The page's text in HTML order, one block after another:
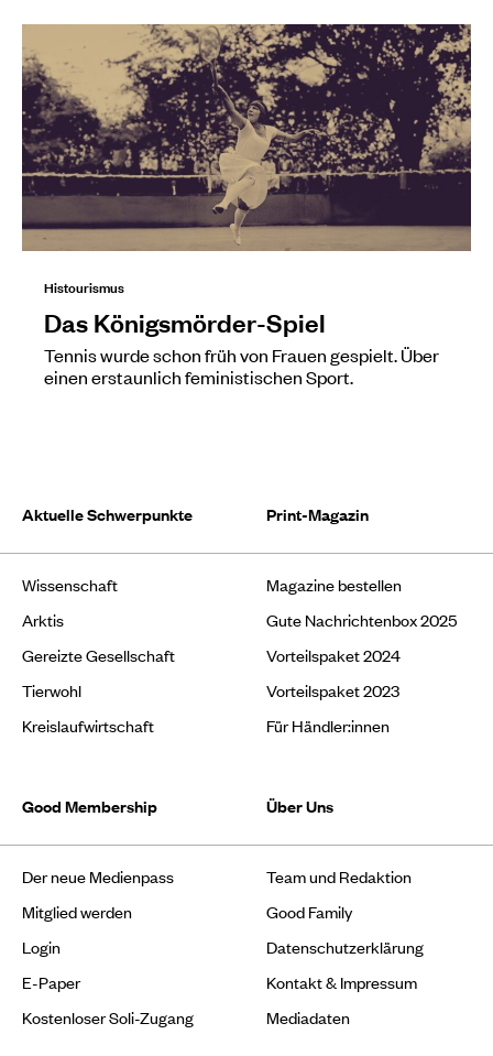
Histourismus
Das Königsmörder-Spiel
Tennis wurde schon früh von Frauen gespielt. Über
einen erstaunlich feministischen Sport.
Aktuelle Schwerpunkte
Wissenschaft
Arktis
Gereizte Gesellschaft
Tierwohl
Kreislaufwirtschaft
Print-Magazin
Magazine bestellen
Gute Nachrichtenbox 2025
Vorteilspaket 2024
Vorteilspaket 2023
Für Händler:innen
Good Membership
Der neue Medienpass
Mitglied werden
Login
E-Paper
Kostenloser Soli-Zugang
Über Uns
Team und Redaktion
Good Family
Datenschutzerklärung
Kontakt & Impressum
Mediadaten